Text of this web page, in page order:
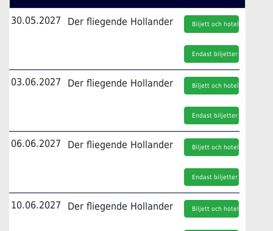
30.05.2027 Der fliegende Hollander Biljett och hotell
Endast biljetter
03.06.2027 Der fliegende Hollander Biljett och hotell
Endast biljetter
06.06.2027 Der fliegende Hollander Biljett och hotell
Endast biljetter
10.06.2027 Der fliegende Hollander Biljett och hotell